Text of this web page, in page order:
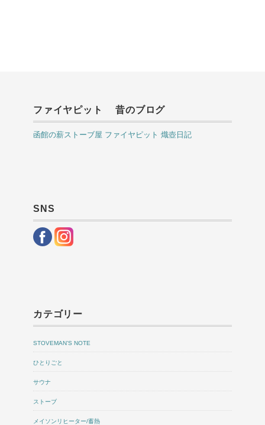
ファイヤピット 昔のブログ
函館の薪ストーブ屋 ファイヤピット 熾壺日記
SNS
カテゴリー
STOVEMAN’S NOTE
ひとりごと
サウナ
ストーブ
メイソンリヒーター/蓄熱